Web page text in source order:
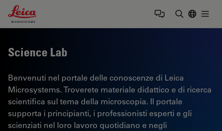
Leica Microsystems Logo
Science Lab
Benvenuti nel portale delle conoscenze di Leica
Microsystems. Troverete materiale didattico e di ricerca
scientifica sul tema della microscopia. Il portale
supporta i principianti, i professionisti esperti e gli
scienziati nel loro lavoro quotidiano e negli